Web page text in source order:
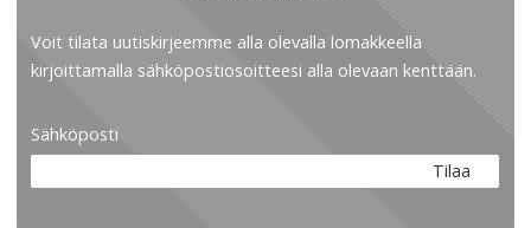
Voit tilata uutiskirjeemme alla olevalla lomakkeella
kirjoittamalla sähköpostiosoitteesi alla olevaan kenttään.
Sähköposti
Tilaa